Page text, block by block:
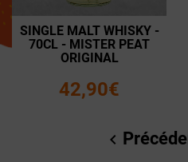
SINGLE MALT WHISKY -
70CL - MISTER PEAT
ORIGINAL
42,90€
